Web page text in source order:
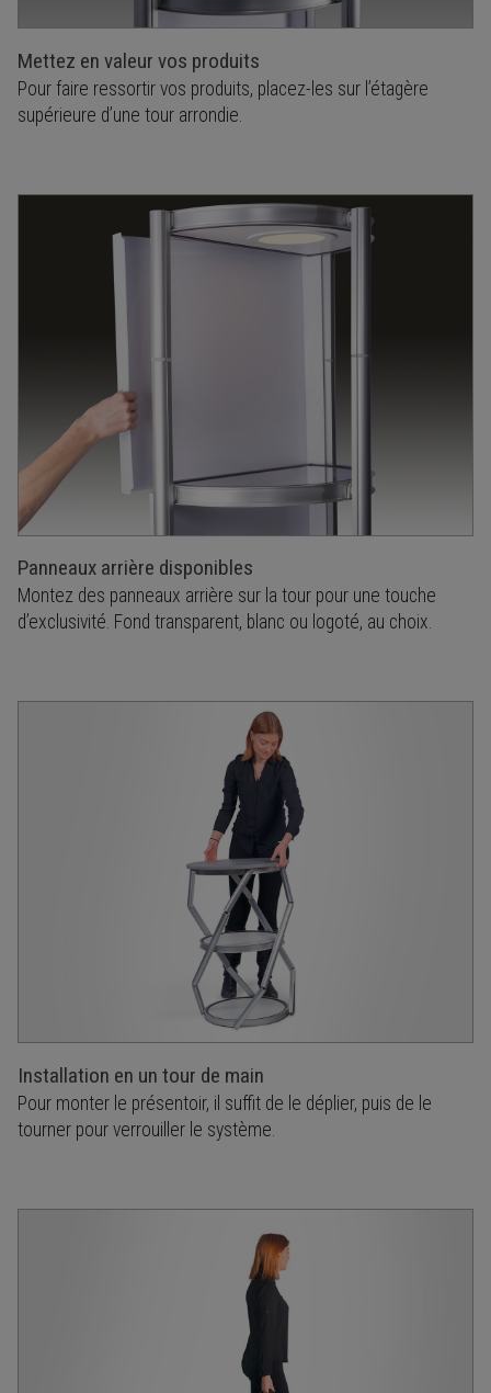
Mettez en valeur vos produits
Pour faire ressortir vos produits, placez-les sur l’étagère
supérieure d’une tour arrondie.
Panneaux arrière disponibles
Montez des panneaux arrière sur la tour pour une touche
d’exclusivité. Fond transparent, blanc ou logoté, au choix.
Installation en un tour de main
Pour monter le présentoir, il suffit de le déplier, puis de le
tourner pour verrouiller le système.